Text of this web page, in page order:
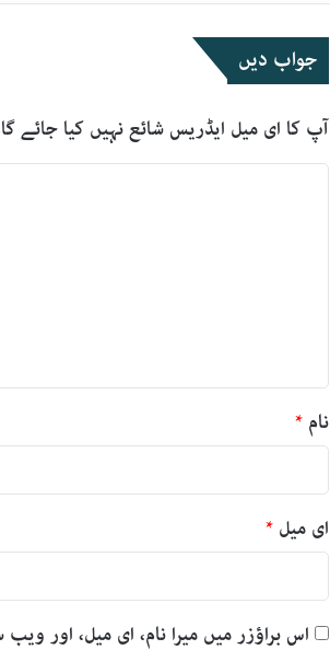
جواب دیں
آپ کا ای میل ایڈریس شائع نہیں کیا جائے
نام*
ای میل*
اس براؤزر میں میرا نام، ای میل، اور